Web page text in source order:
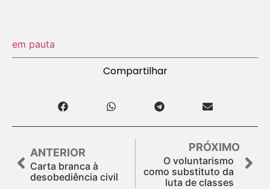
em pauta
Compartilhar
ANTERIOR
Carta branca à
desobediência civil
PRÓXIMO
O voluntarismo
como substituto da
luta de classes